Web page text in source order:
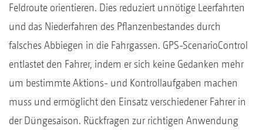
Feldroute orientieren. Dies reduziert unnötige Leerfahrten
und das Niederfahren des Pflanzenbestandes durch
falsches Abbiegen in die Fahrgassen. GPS-ScenarioControl
entlastet den Fahrer, indem er sich keine Gedanken mehr
um bestimmte Aktions- und Kontrollaufgaben machen
muss und ermöglicht den Einsatz verschiedener Fahrer in
der Düngesaison. Rückfragen zur richtigen Anwendung